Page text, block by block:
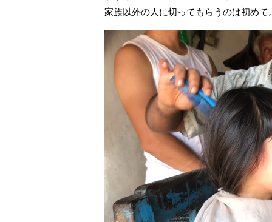
家族以外の人に切ってもらうのは初めて